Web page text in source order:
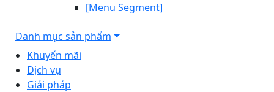
[Menu Segment]
Danh mục sản phẩm
Khuyến mãi
Dịch vụ
Giải pháp